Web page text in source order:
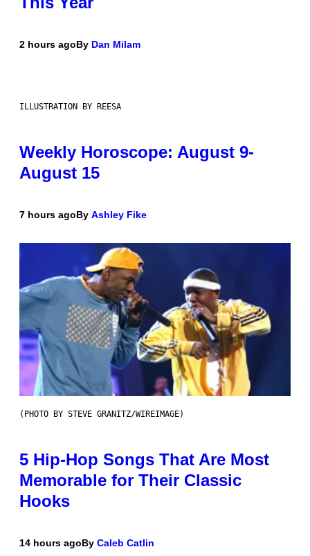
2 hours agoBy Dan Milam
ILLUSTRATION BY REESA
Weekly Horoscope: August 9-
August 15
7 hours agoBy Ashley Fike
(PHOTO BY STEVE GRANITZ/WIREIMAGE)
5 Hip-Hop Songs That Are Most
Memorable for Their Classic
Hooks
14 hours agoBy Caleb Catlin